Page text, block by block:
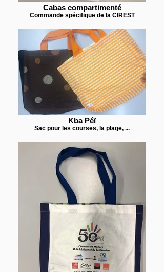
Cabas compartimenté
Commande spécifique de la CIREST
Kba Péï
Sac pour les courses, la plage, ...